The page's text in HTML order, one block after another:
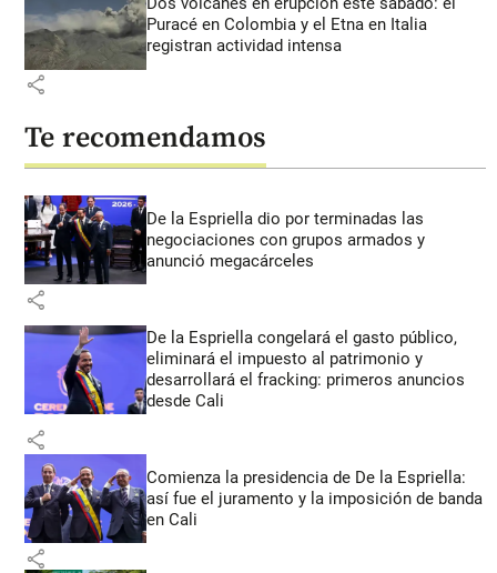
Puracé en Colombia y el Etna en Italia
registran actividad intensa
share
Te recomendamos
De la Espriella dio por terminadas las
negociaciones con grupos armados y
anunció megacárceles
share
De la Espriella congelará el gasto público,
eliminará el impuesto al patrimonio y
desarrollará el fracking: primeros anuncios
desde Cali
share
Comienza la presidencia de De la Espriella:
así fue el juramento y la imposición de banda
en Cali
share